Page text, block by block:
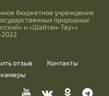
бюджетное учреждение
природных
и «Шайтан-Тау»»
2022
отзыв
Контакты